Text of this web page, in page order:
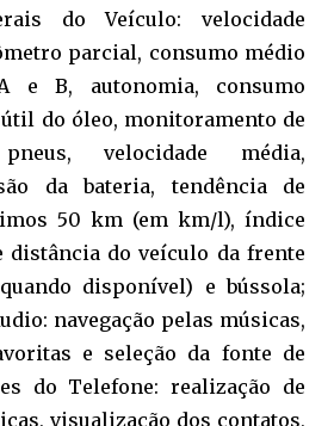
do Veículo: velocidade
parcial, consumo médio
e B, autonomia, consumo
do óleo, monitoramento de
velocidade média,
da bateria, tendência de
50 km (em km/l), índice
distância do veículo da frente
disponível) e bússola;
navegação pelas músicas,
e seleção da fonte de
do Telefone: realização de
visualização dos contatos,